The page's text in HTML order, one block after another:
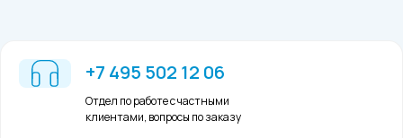
+7 495 502 12 06
Отдел по работе с частными
клиентами, вопросы по заказу